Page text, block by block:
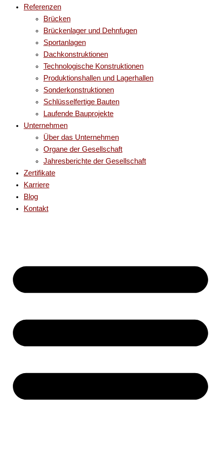
Referenzen
Brücken
Brückenlager und Dehnfugen
Sportanlagen
Dachkonstruktionen
Technologische Konstruktionen
Produktionshallen und Lagerhallen
Sonderkonstruktionen
Schlüsselfertige Bauten
Laufende Bauprojekte
Unternehmen
Über das Unternehmen
Organe der Gesellschaft
Jahresberichte der Gesellschaft
Zertifikate
Karriere
Blog
Kontakt